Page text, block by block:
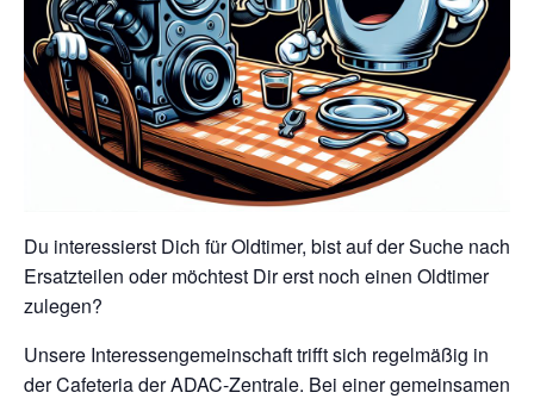
Du interessierst Dich für Oldtimer, bist auf der Suche nach
Ersatzteilen oder möchtest Dir erst noch einen Oldtimer
zulegen?
Unsere Interessengemeinschaft trifft sich regelmäßig in
der Cafeteria der ADAC-Zentrale. Bei einer gemeinsamen